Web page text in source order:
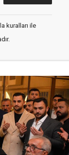
kuralları ile